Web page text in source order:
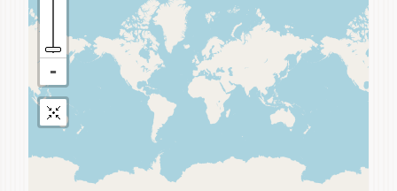
Do záhrady a sadu
Služby